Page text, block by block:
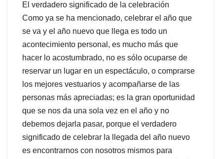
El verdadero significado de la celebración
Como ya se ha mencionado, celebrar el año que
se va y el año nuevo que llega es todo un
acontecimiento personal, es mucho más que
hacer lo acostumbrado, no es sólo ocuparse de
reservar un lugar en un espectáculo, o comprarse
los mejores vestuarios y acompañarse de las
personas más apreciadas; es la gran oportunidad
que se nos da una sola vez en el año y no
debemos dejarla pasar, porque el verdadero
significado de celebrar la llegada del año nuevo
es encontrarnos con nosotros mismos para